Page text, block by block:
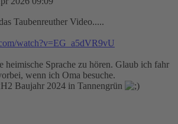
Taubenreuther Video.....
watch?v=EG_a5dVR9vU
heimische Sprache zu hören. Glaub ich fahr
wenn ich Oma besuche.
Baujahr 2024 in Tannengrün